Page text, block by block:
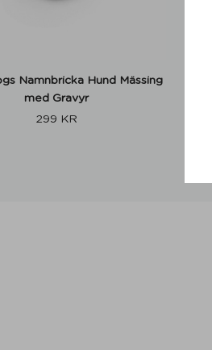
Namnbricka Hund Mässing
med Gravyr
299 KR